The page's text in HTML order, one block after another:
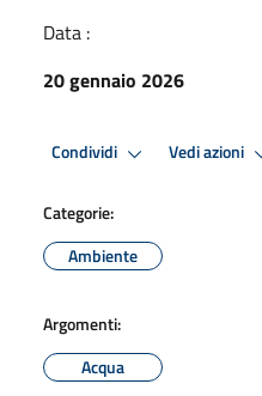
Data :
20 gennaio 2026
Condividi Vedi azioni
Categorie:
Ambiente
Argomenti:
Acqua